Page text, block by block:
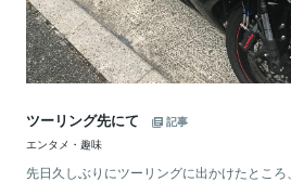
ツーリング先にて
記事
エンタメ・趣味
先日久しぶりにツーリングに出かけたとこ